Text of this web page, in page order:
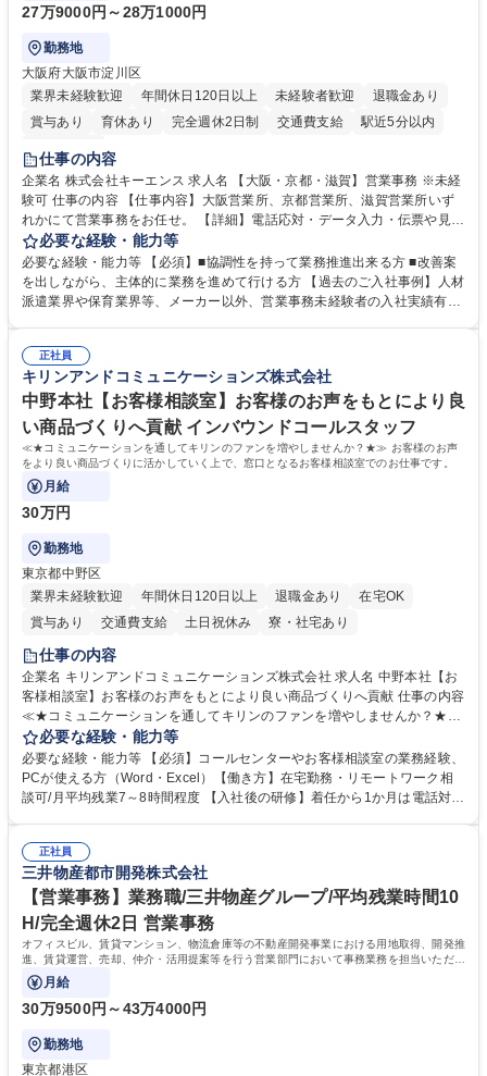
27万9000円～28万1000円
勤務地
大阪府大阪市淀川区
業界未経験歓迎
年間休日120日以上 未経験者歓迎
退職金あり
賞与あり
育休あり 完全週休2日制 交通費支給
駅近5分以内
土日祝休み
仕事の内容
企業名 株式会社キーエンス 求人名 【大阪・京都・滋賀】営業事務 ※未経
験可 仕事の内容 【仕事内容】大阪営業所、京都営業所、滋賀営業所いず
れかにて営業事務をお任せ。 【詳細】電話応対・データ入力・伝票や見積
の作成・カタログ送付・来客対応・営業所内で発生する事務業務や業務改
善をお任せ。 【教育制度】ご入社後、育成担当とペアになりながらOJTに
て業務を覚えていただくことが可能です。業務システムがきちんと構築さ
れているため、スムーズに仕事に慣れることができる環境です。また、
募集職種 【大阪・京都・滋賀】営業事務 ※未経験可
必要な経験・能力等
必要な経験・能力等 【必須】■協調性を持って業務推進出来る方 ■改善案
を出しながら、主体的に業務を進めて行ける方 【過去のご入社事例】人材
派遣業界や保育業界等、メーカー以外、営業事務未経験者の入社実績有
えて、お客様や社員の状況に合わせ、能動的なサポート、改善の動きも期
待され。組織を支えるスペシャリストとして、チームに貢献し、結果的に
社員から頼られる存在になることができます。平均19:30の退勤以降の業
務の持ち帰りも禁止されており、メリハリのある働き方となります。 学
歴・資格 学歴：大学院 大学 高専 短大 語学力： 資格：
正社員
キリンアンドコミュニケーションズ株式会社
中野本社【お客様相談室】お客様のお声をもとにより良
い商品づくりへ貢献 インバウンドコールスタッフ
≪★コミュニケーションを通してキリンのファンを増やしませんか？★≫ お客様のお声
をより良い商品づくりに活かしていく上で、窓口となるお客様相談室でのお仕事です。
月給
30万円
勤務地
東京都中野区
業界未経験歓迎
年間休日120日以上 退職金あり
在宅OK
賞与あり
交通費支給 土日祝休み 寮・社宅あり
仕事の内容
企業名 キリンアンドコミュニケーションズ株式会社 求人名 中野本社【お
客様相談室】お客様のお声をもとにより良い商品づくりへ貢献 仕事の内容
≪★コミュニケーションを通してキリンのファンを増やしませんか？★≫
お客様のお声をより良い商品づくりに活かしていく上で、窓口となるお客
様相談室でのお仕事です。 日々お客様からいただくキリングループへのご
意見を、企業活動に活かしています。お客様からの声に迅速かつ誠意をも
って対応、情報提供するとともにグループ内活動に反映しています。 【具
平均100件前後■メール・手紙：同上40件前後 募集職種 中野本社【お客様
相談室】お客様のお声をもとにより良い商品づくりへ貢献
必要な経験・能力等
必要な経験・能力等 【必須】コールセンターやお客様相談室の業務経験、
PCが使える方（Word・Excel）【働き方】在宅勤務・リモートワーク相
談可/月平均残業7～8時間程度 【入社後の研修】着任から1か月は電話対応
すのでご安心ください。 【当社について】キリングループの広報機能を担
う会社として、お客様との出会いを大切にし、磨き上げたホスピタリティ
を込めてコミュニケーションをとりながら広報関連業務を行っておりま
す。 学歴・資格 学歴：大学院 大学 高専 短大 専修学校 高校 語学力： 資
格：
正社員
三井物産都市開発株式会社
【営業事務】業務職/三井物産グループ/平均残業時間10
H/完全週休2日 営業事務
オフィスビル、賃貸マンション、物流倉庫等の不動産開発事業における用地取得、開発推
進、賃貸運営、売却、仲介・活用提案等を行う営業部門において事務業務を担当いただき
ます。
月給
30万9500円～43万4000円
勤務地
東京都港区